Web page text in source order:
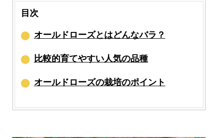
目次
オールドローズとはどんなバラ？
比較的育てやすい人気の品種
オールドローズの栽培のポイント